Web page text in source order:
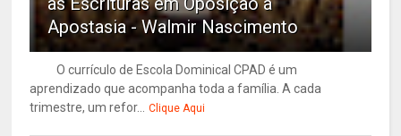
Apostasia - Walmir Nascimento
O currículo de Escola Dominical CPAD é um
aprendizado que acompanha toda a família. A cada
trimestre, um refor... Clique Aqui